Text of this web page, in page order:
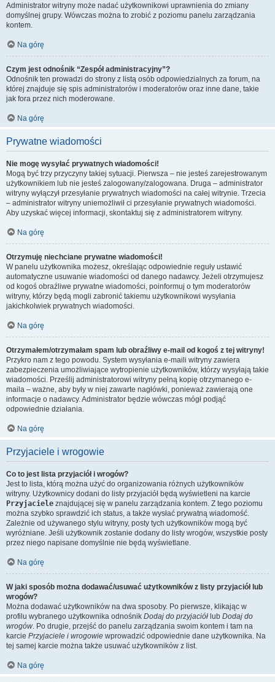
Administrator witryny może nadać użytkownikowi uprawnienia do zmiany
domyślnej grupy. Wówczas można to zrobić z poziomu panelu zarządzania
kontem.
Na górę
Czym jest odnośnik “Zespół administracyjny”?
Odnośnik ten prowadzi do strony z listą osób odpowiedzialnych za forum, na
której znajduje się spis administratorów i moderatorów oraz inne dane, takie
jak fora przez nich moderowane.
Na górę
Prywatne wiadomości
Nie mogę wysyłać prywatnych wiadomości!
Mogą być trzy przyczyny takiej sytuacji. Pierwsza – nie jesteś zarejestrowanym
użytkownikiem lub nie jesteś zalogowany/zalogowana. Druga – administrator
witryny wyłączył przesyłanie prywatnych wiadomości na całej witrynie. Trzecia
– administrator witryny uniemożliwił ci przesyłanie prywatnych wiadomości.
Aby uzyskać więcej informacji, skontaktuj się z administratorem witryny.
Na górę
Otrzymuję niechciane prywatne wiadomości!
W panelu użytkownika możesz, określając odpowiednie reguły ustawić
automatyczne usuwanie wiadomości od danego nadawcy. Jeżeli otrzymujesz
od kogoś obraźliwe prywatne wiadomości, poinformuj o tym moderatorów
witryny, którzy będą mogli zabronić takiemu użytkownikowi wysyłania
jakichkolwiek prywatnych wiadomości.
Na górę
Otrzymałem/otrzymałam spam lub obraźliwy e-mail od kogoś z tej witryny!
Przykro nam z tego powodu. System wysyłania e-maili witryny zawiera
zabezpieczenia umożliwiające wytropienie użytkowników, którzy wysyłają takie
wiadomości. Prześlij administratorowi witryny pełną kopię otrzymanego e-
maila – ważne, aby były w niej zawarte nagłówki, ponieważ zawierają one
informacje o nadawcy. Administrator będzie wówczas mógł podjąć
odpowiednie działania.
Na górę
Przyjaciele i wrogowie
Co to jest lista przyjaciół i wrogów?
Jest to lista, którą można użyć do organizowania różnych użytkowników
witryny. Użytkownicy dodani do listy przyjaciół będą wyświetleni na karcie
Przyjaciele znajdującej się w panelu zarządzania kontem. Z tego poziomu
można szybko sprawdzić ich status, a także wysłać prywatną wiadomość.
Zależnie od używanego stylu witryny, posty tych użytkowników mogą być
wyróżniane. Jeśli użytkownik zostanie dodany do listy wrogów, wszystkie posty
przez niego napisane domyślnie nie będą wyświetlane.
Na górę
W jaki sposób można dodawać/usuwać użytkowników z listy przyjaciół lub
wrogów?
Można dodawać użytkowników na dwa sposoby. Po pierwsze, klikając w
profilu wybranego użytkownika odnośnik Dodaj do przyjaciół lub Dodaj do
wrogów. Po drugie, przejść do panelu zarządzania swoim kontem i tam na
karcie Przyjaciele i wrogowie wprowadzić odpowiednie dane użytkownika. Na
tej samej karcie można także usuwać użytkowników z list.
Na górę